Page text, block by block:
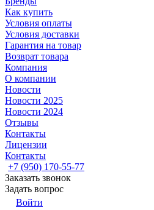
Как купить
Условия оплаты
Условия доставки
Гарантия на товар
Возврат товара
Компания
О компании
Новости
Новости 2025
Новости 2024
Отзывы
Контакты
Лицензии
Контакты
+7 (950) 170-55-77
Заказать звонок
Задать вопрос
Войти